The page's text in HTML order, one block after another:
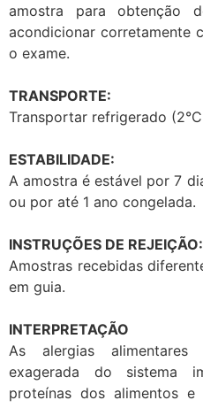
amostra para obtenção
acondicionar corretamente
o exame.
TRANSPORTE:
Transportar refrigerado
ESTABILIDADE:
A amostra é estável por 7
ou por até 1 ano congelada.
INSTRUÇÕES DE REJEIÇÃO:
Amostras recebidas
em guia.
INTERPRETAÇÃO
As alergias alimentares
exagerada do sistema
proteínas dos alimentos e